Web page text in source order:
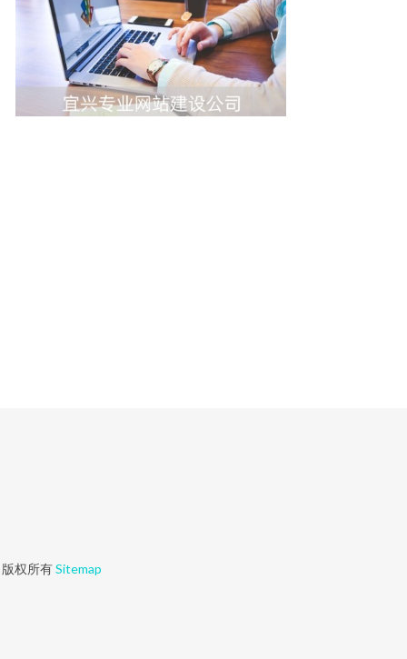
版权所有Sitemap